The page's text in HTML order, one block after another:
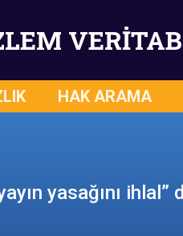
HAK ARAMA
yasağını ihlal”